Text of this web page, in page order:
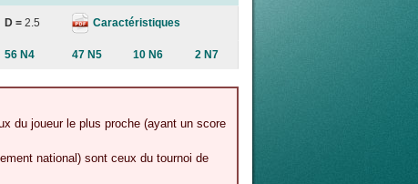
D = 2.5 Caractéristiques
56 N4 47 N5 10 N6 2 N7
du joueur le plus proche (ayant un score
national) sont ceux du tournoi de